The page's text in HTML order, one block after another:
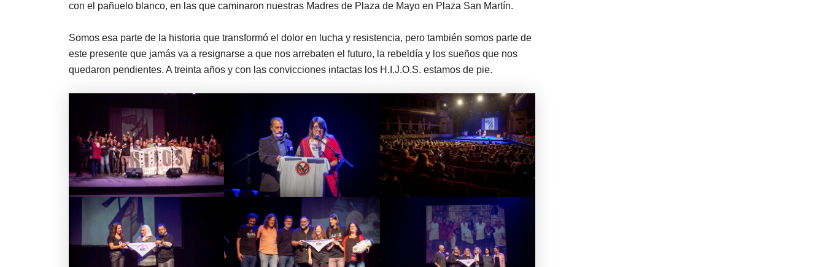
con el pañuelo blanco, en las que caminaron nuestras Madres de Plaza de Mayo en Plaza San Martín.
Somos esa parte de la historia que transformó el dolor en lucha y resistencia, pero también somos parte de
este presente que jamás va a resignarse a que nos arrebaten el futuro, la rebeldía y los sueños que nos
quedaron pendientes. A treinta años y con las convicciones intactas los H.I.J.O.S. estamos de pie.